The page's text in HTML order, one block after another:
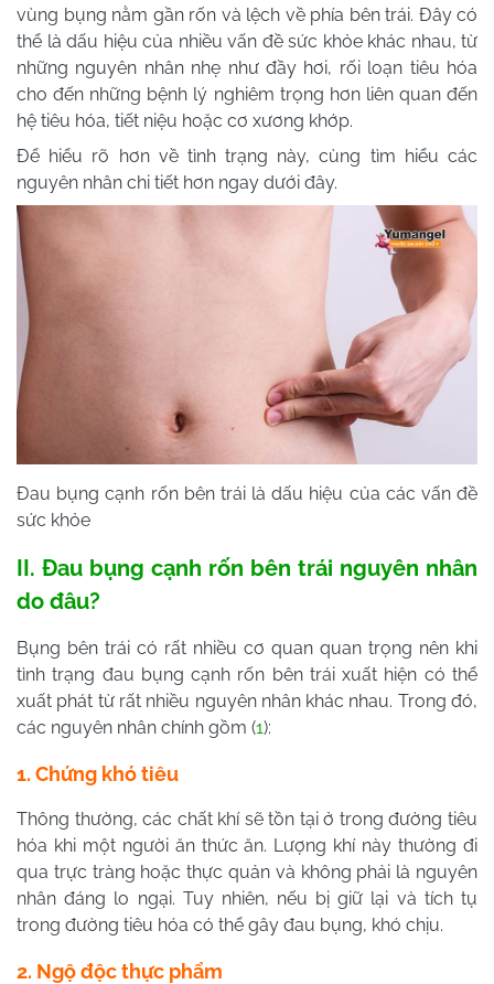
vùng bụng nằm gần rốn và lệch về phía bên trái. Đây có
thể là dấu hiệu của nhiều vấn đề sức khỏe khác nhau, từ
những nguyên nhân nhẹ như đầy hơi, rối loạn tiêu hóa
cho đến những bệnh lý nghiêm trọng hơn liên quan đến
hệ tiêu hóa, tiết niệu hoặc cơ xương khớp.
Để hiểu rõ hơn về tình trạng này, cùng tìm hiểu các
nguyên nhân chi tiết hơn ngay dưới đây.
Đau bụng cạnh rốn bên trái là dấu hiệu của các vấn đề
sức khỏe
II. Đau bụng cạnh rốn bên trái nguyên nhân
do đâu?
Bụng bên trái có rất nhiều cơ quan quan trọng nên khi
tình trạng đau bụng cạnh rốn bên trái xuất hiện có thể
xuất phát từ rất nhiều nguyên nhân khác nhau. Trong đó,
các nguyên nhân chính gồm (1):
1. Chứng khó tiêu
Thông thường, các chất khí sẽ tồn tại ở trong đường tiêu
hóa khi một người ăn thức ăn. Lượng khí này thường đi
qua trực tràng hoặc thực quản và không phải là nguyên
nhân đáng lo ngại. Tuy nhiên, nếu bị giữ lại và tích tụ
trong đường tiêu hóa có thể gây đau bụng, khó chịu.
2. Ngộ độc thực phẩm